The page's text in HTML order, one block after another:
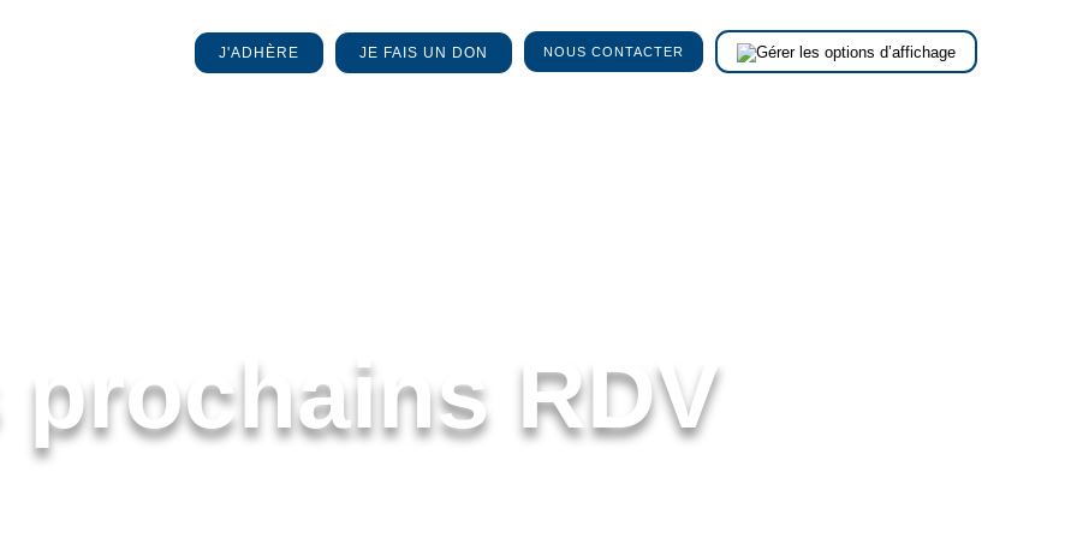
J'ADHÈRE JE FAIS UN DON NOUS CONTACTER
prochains RDV